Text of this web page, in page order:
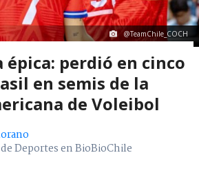
@TeamChile_COCH
épica: perdió en cinco
en semis de la
de Voleibol
Deportes en BioBioChile